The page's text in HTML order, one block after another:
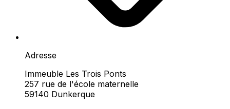
Adresse
Immeuble Les Trois Ponts
257 rue de l'école maternelle
59140 Dunkerque